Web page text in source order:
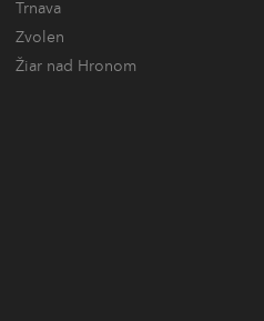
Trnava
Zvolen
Žiar nad Hronom